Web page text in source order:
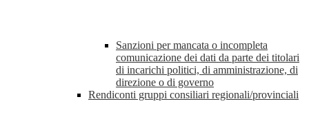
Sanzioni per mancata o incompleta
comunicazione dei dati da parte dei titolari
di incarichi politici, di amministrazione, di
direzione o di governo
Rendiconti gruppi consiliari regionali/provinciali